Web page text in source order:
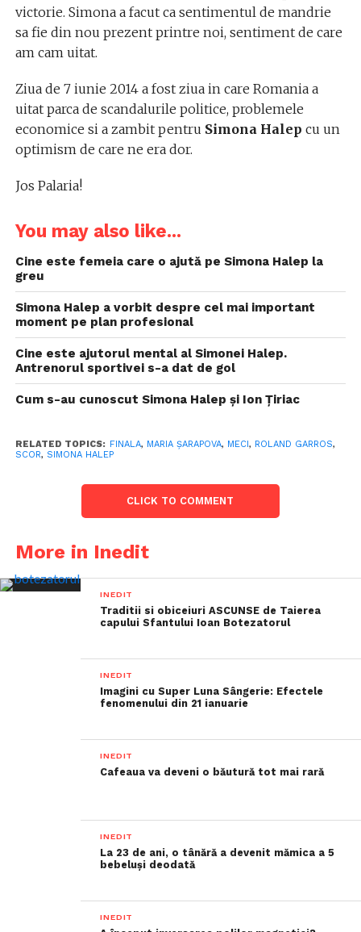
victorie. Simona a facut ca sentimentul de mandrie
sa fie din nou prezent printre noi, sentiment de care
am cam uitat.
Ziua de 7 iunie 2014 a fost ziua in care Romania a
uitat parca de scandalurile politice, problemele
economice si a zambit pentru Simona Halep cu un
optimism de care ne era dor.
Jos Palaria!
You may also like...
Cine este femeia care o ajută pe Simona Halep la
greu
Simona Halep a vorbit despre cel mai important
moment pe plan profesional
Cine este ajutorul mental al Simonei Halep.
Antrenorul sportivei s-a dat de gol
Cum s-au cunoscut Simona Halep și Ion Țiriac
RELATED TOPICS: FINALA, MARIA ŞARAPOVA, MECI, ROLAND GARROS,
SCOR, SIMONA HALEP
CLICK TO COMMENT
More in Inedit
INEDIT
Traditii si obiceiuri ASCUNSE de Taierea
capului Sfantului Ioan Botezatorul
INEDIT
Imagini cu Super Luna Sângerie: Efectele
fenomenului din 21 ianuarie
INEDIT
Cafeaua va deveni o băutură tot mai rară
INEDIT
La 23 de ani, o tânără a devenit mămica a 5
bebeluși deodată
INEDIT